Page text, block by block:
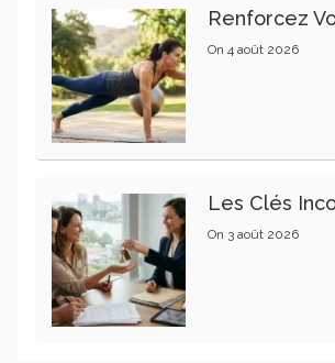
On 4 août 2026
On 3 août 2026